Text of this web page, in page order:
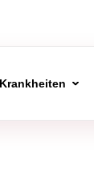
Krankheiten